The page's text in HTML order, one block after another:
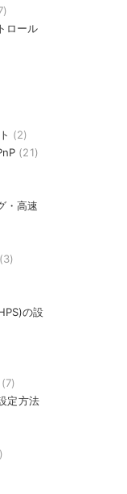
ロール
(2)
(21)
・高速
(3)
の設
(7)
定方法